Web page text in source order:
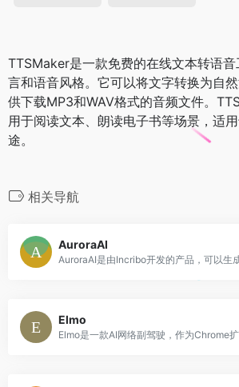
TTSMaker是一款免费的在线文本转语
言和语音风格。它可以将文字转换为自
供下载MP3和WAV格式的音频文件。
用于阅读文本、朗读电子书等场景，适
途。
相关导航
AuroraAI
Elmo